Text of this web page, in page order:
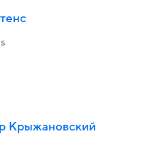
Крыжановский